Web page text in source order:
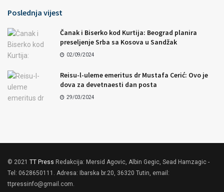
Poslednja vijest
Čanak i Biserko kod Kurtija: Beograd planira
preseljenje Srba sa Kosova u Sandžak
02/09/2024
Reisu-l-uleme emeritus dr Mustafa Cerić: Ovo je
dova za devetnaesti dan posta
29/03/2024
© 2021 TT Press Redakcija: Mersid Agovic, Albin Gegic, Sead Hamzagic -
Tel: 0628650111. Adresa: Ibarska br.20, 36320 Tutin, email:
ttpressinfo@gmail.com.